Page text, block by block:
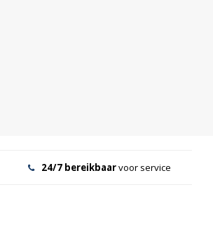
24/7 bereikbaarvoor service